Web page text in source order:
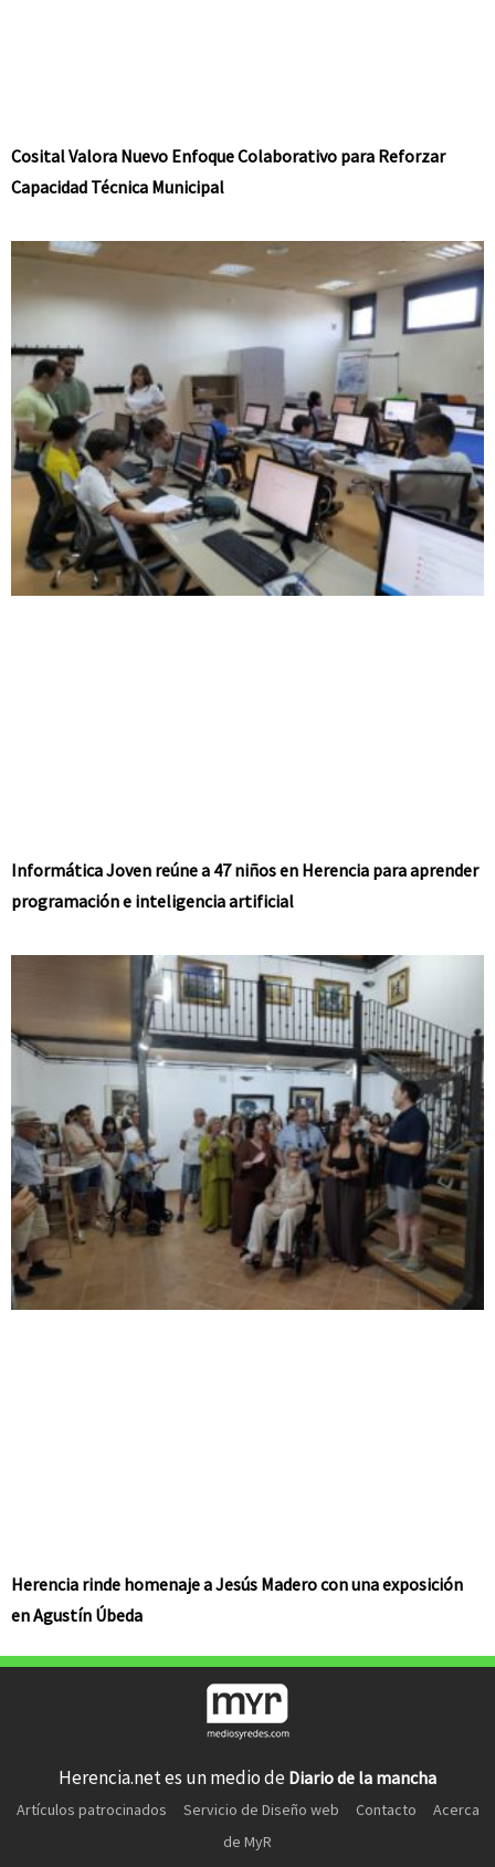
Cosital Valora Nuevo Enfoque Colaborativo para Reforzar
Capacidad Técnica Municipal
Informática Joven reúne a 47 niños en Herencia para aprender
programación e inteligencia artificial
Herencia rinde homenaje a Jesús Madero con una exposición
en Agustín Úbeda
Herencia.net es un medio de Diario de la mancha
Artículos patrocinados Servicio de Diseño web Contacto
Acerca
de MyR